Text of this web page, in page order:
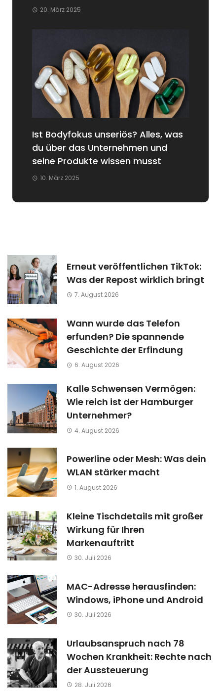
20. März 2025
Ist Bodyfokus unseriös? Alles, was
du über das Unternehmen und
seine Produkte wissen musst
10. März 2025
Erneut veröffentlichen TikTok:
Was der Repost wirklich bringt
7. August 2026
Wann wurde das Telefon
erfunden? Die spannende
Geschichte der Erfindung
6. August 2026
Kalle Schwensen Vermögen:
Wie reich ist der Hamburger
Unternehmer?
4. August 2026
Powerline oder Mesh: Was dein
WLAN stärker macht
1. August 2026
Kleine Tischdetails mit großer
Wirkung für Ihren
Markenauftritt
30. Juli 2026
MAC-Adresse herausfinden:
Windows, iPhone und Android
30. Juli 2026
Urlaubsanspruch nach 78
Wochen Krankheit: Rechte nach
der Aussteuerung
28. Juli 2026